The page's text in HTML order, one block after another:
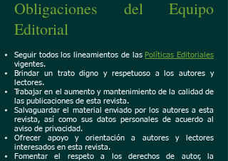
Obligaciones del Equipo
Editorial
Seguir todos los lineamientos de las Políticas Editoriales
vigentes.
Brindar un trato digno y respetuoso a los autores y
lectores.
Trabajar en el aumento y mantenimiento de la calidad de
las publicaciones de esta revista.
Salvaguardar el material enviado por los autores a esta
revista, así como sus datos personales de acuerdo al
aviso de privacidad.
Ofrecer apoyo y orientación a autores y lectores
interesados en esta revista.
Fomentar el respeto a los derechos de autor, la